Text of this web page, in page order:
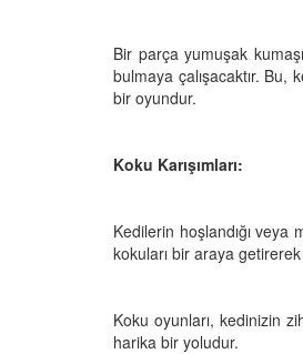
Bir parça yumuşak
bulmaya çalışacaktır.
bir oyundur.
Koku Karışımları:
Kedilerin hoşlandığı veya
kokuları bir araya getirerek
Koku oyunları, kedinizin
harika bir yoludur.